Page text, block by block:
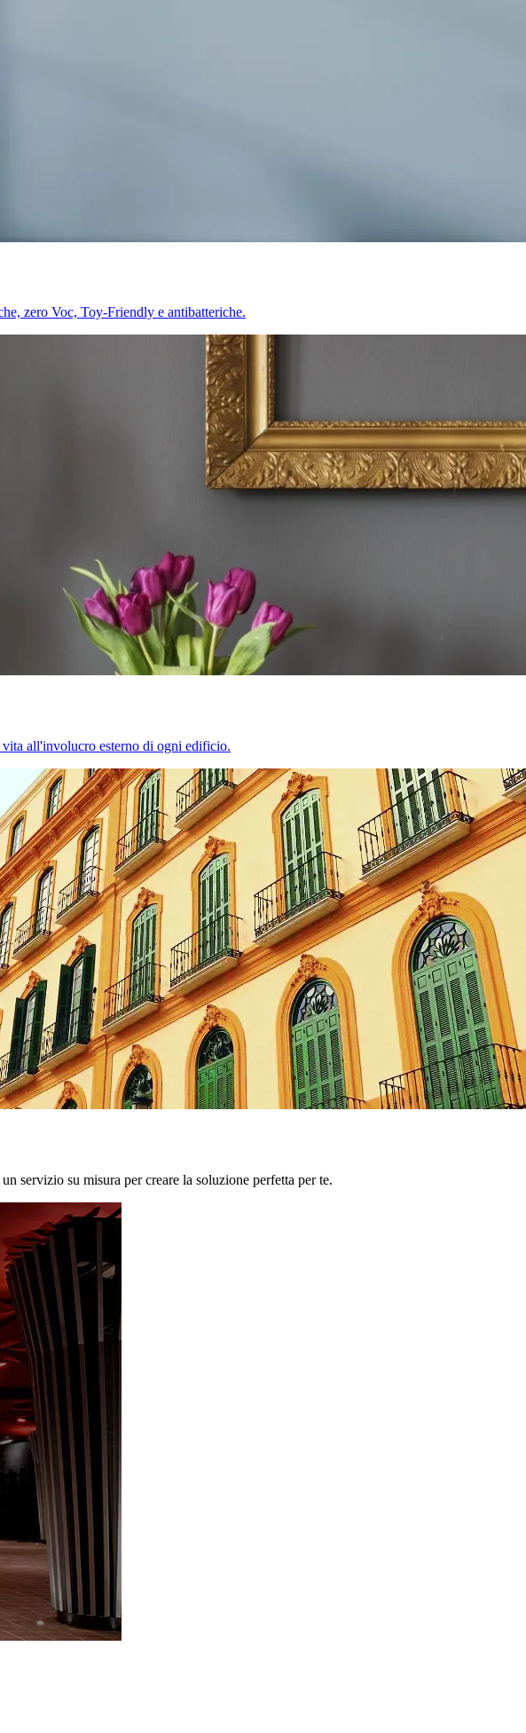
zero Voc, Toy-Friendly e antibatteriche.
all'involucro esterno di ogni edificio.
servizio su misura per creare la soluzione perfetta per te.